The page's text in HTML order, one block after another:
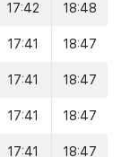
17:42 18:48
17:41 18:47
17:41 18:47
17:41 18:47
17:41 18:47